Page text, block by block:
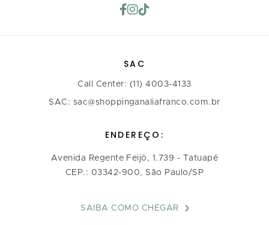
SAC
Call Center: (11) 4003-4133
SAC: sac@shoppinganaliafranco.com.br
ENDEREÇO:
Avenida Regente Feijó, 1.739 - Tatuapé
CEP.: 03342-900, São Paulo/SP
SAIBA COMO CHEGAR